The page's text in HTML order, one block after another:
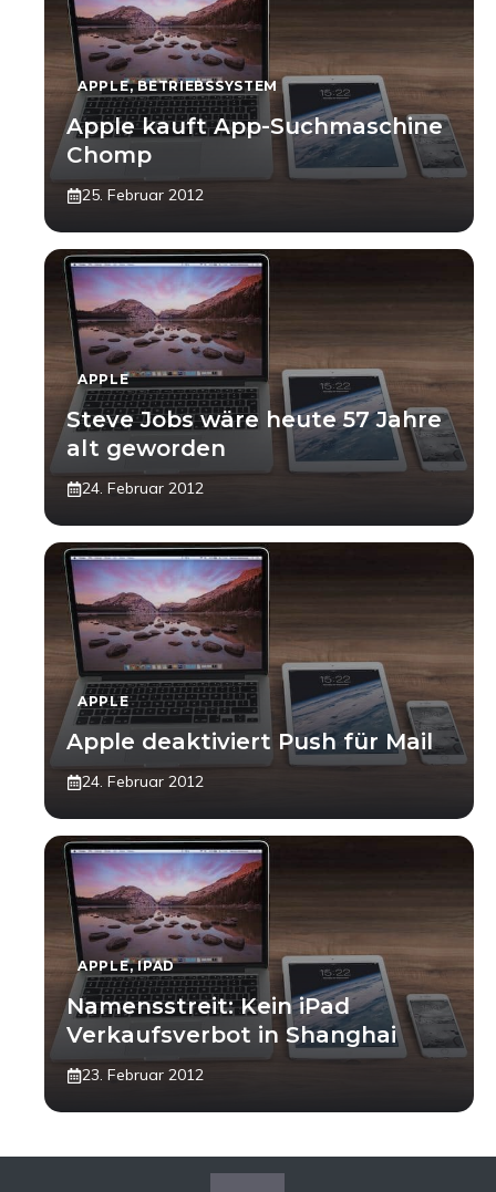
APPLE,BETRIEBSSYSTEM
Apple kauft App-Suchmaschine
Chomp
25. Februar 2012
APPLE
Steve Jobs wäre heute 57 Jahre
alt geworden
24. Februar 2012
APPLE
Apple deaktiviert Push für Mail
24. Februar 2012
APPLE,IPAD
Namensstreit: Kein iPad
Verkaufsverbot in Shanghai
23. Februar 2012